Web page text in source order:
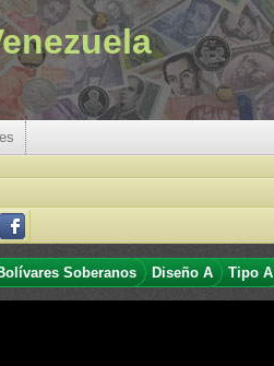
Soberanos Diseño A Tipo A